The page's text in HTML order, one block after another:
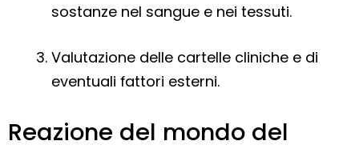
sostanze nel sangue e nei tessuti.
Valutazione delle cartelle cliniche e di
eventuali fattori esterni.
Reazione del mondo del